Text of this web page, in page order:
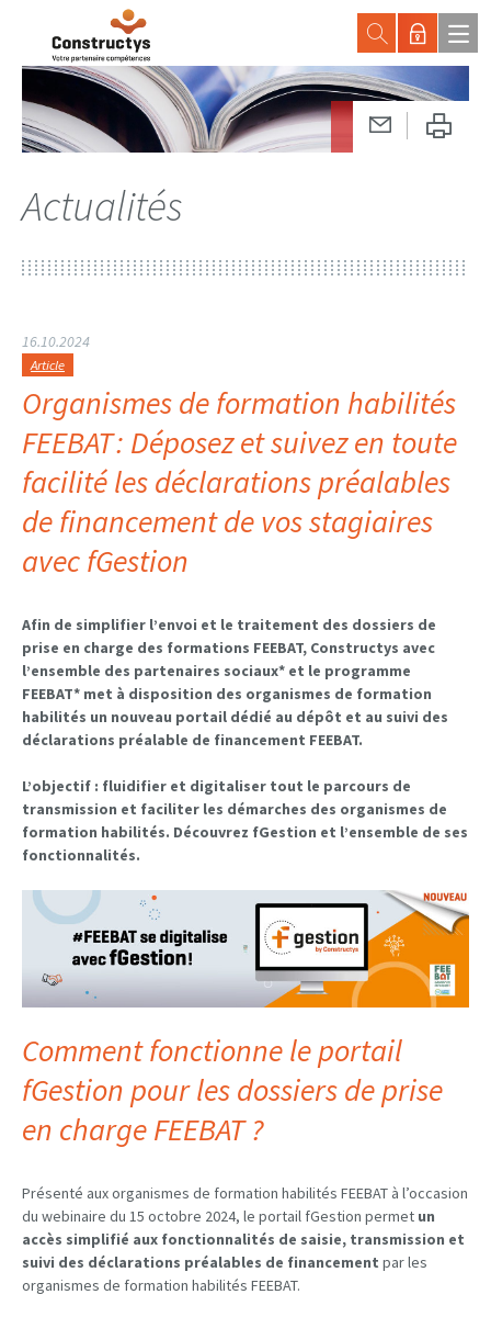
Actualités
16.10.2024
Article
Organismes de formation habilités
FEEBAT : Déposez et suivez en toute
facilité les déclarations préalables
de financement de vos stagiaires
avec fGestion
Afin de simplifier l’envoi et le traitement des dossiers de
prise en charge des formations FEEBAT, Constructys avec
l’ensemble des partenaires sociaux* et le programme
FEEBAT* met à disposition des organismes de formation
habilités un nouveau portail dédié au dépôt et au suivi des
déclarations préalable de financement FEEBAT.
L’objectif : fluidifier et digitaliser tout le parcours de
transmission et faciliter les démarches des organismes de
formation habilités. Découvrez fGestion et l’ensemble de ses
fonctionnalités.
Comment fonctionne le portail
fGestion pour les dossiers de prise
en charge FEEBAT ?
Présenté aux organismes de formation habilités FEEBAT à l’occasion
du webinaire du 15 octobre 2024, le portail fGestion permet un
accès simplifié aux fonctionnalités de saisie, transmission et
suivi des déclarations préalables de financement par les
organismes de formation habilités FEEBAT.